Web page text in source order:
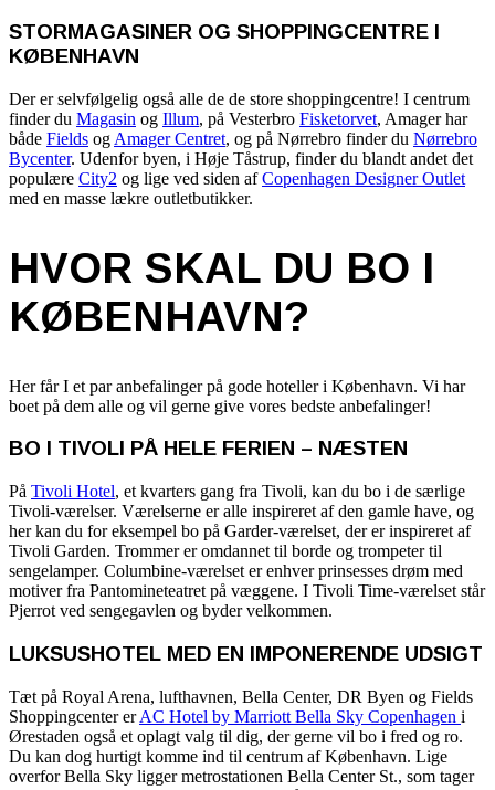
STORMAGASINER OG SHOPPINGCENTRE I
KØBENHAVN
Der er selvfølgelig også alle de de store shoppingcentre! I centrum
finder du Magasin og Illum, på Vesterbro Fisketorvet, Amager har
både Fields og Amager Centret, og på Nørrebro finder du Nørrebro
Bycenter. Udenfor byen, i Høje Tåstrup, finder du blandt andet det
populære City2 og lige ved siden afCopenhagen Designer Outlet
med en masse lækre outletbutikker.
HVOR SKAL DU BO I
KØBENHAVN?
Her får I et par anbefalinger på gode hoteller i København. Vi har
boet på dem alle og vil gerne give vores bedste anbefalinger!
BO I TIVOLI PÅ HELE FERIEN – NÆSTEN
På Tivoli Hotel, et kvarters gang fra Tivoli, kan du bo i de særlige
Tivoli-værelser. Værelserne er alle inspireret af den gamle have, og
her kan du for eksempel bo på Garder-værelset, der er inspireret af
Tivoli Garden. Trommer er omdannet til borde og trompeter til
sengelamper. Columbine-værelset er enhver prinsesses drøm med
motiver fra Pantomineteatret på væggene. I Tivoli Time-værelset står
Pjerrot ved sengegavlen og byder velkommen.
LUKSUSHOTEL MED EN IMPONERENDE UDSIGT
Tæt på Royal Arena, lufthavnen, Bella Center, DR Byen og Fields
Shoppingcenter erAC Hotel by Marriott Bella Sky Copenhagen i
Ørestaden også et oplagt valg til dig, der gerne vil bo i fred og ro.
Du kan dog hurtigt komme ind til centrum af København. Lige
overfor Bella Sky ligger metrostationen Bella Center St., som tager